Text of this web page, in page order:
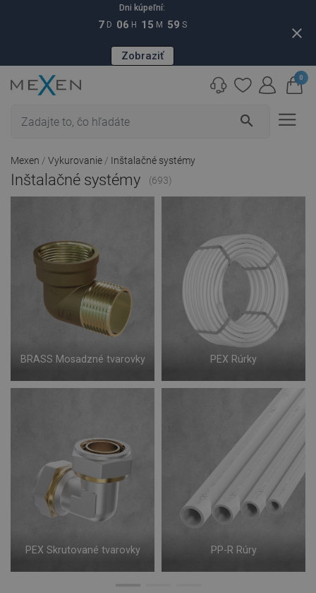
Dni kúpeľní:
7 D 06 H 15 M 59 S
Zobraziť
close
search
0
Mexen Vykurovanie Inštalačné systémy
Inštalačné systémy (693)
BRASS Mosadzné tvarovky PEX Rúrky
PEX Skrutované tvarovky PP-R Rúry